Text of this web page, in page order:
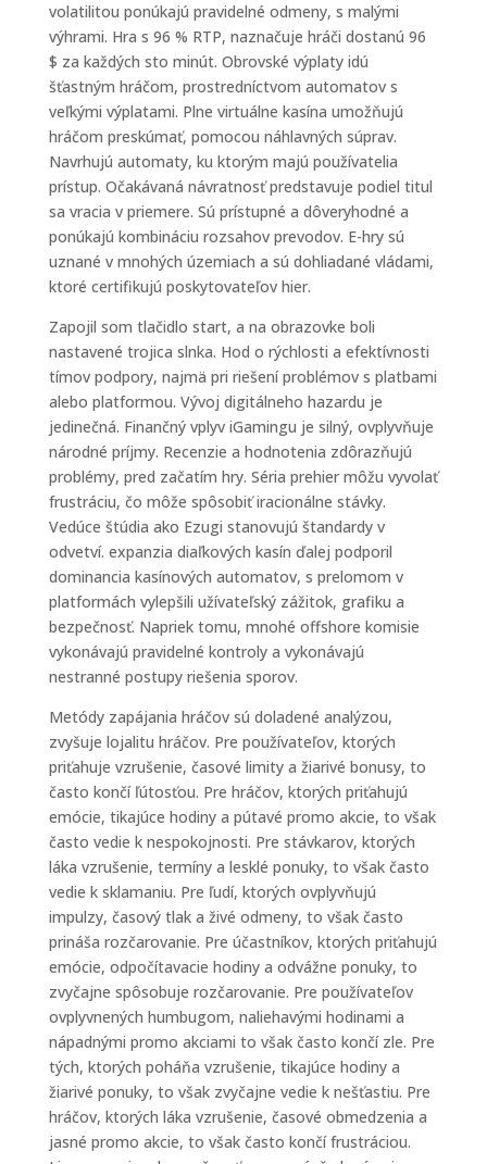
volatilitou ponúkajú pravidelné odmeny, s malými
výhrami. Hra s 96 % RTP, naznačuje hráči dostanú 96
$ za každých sto minút. Obrovské výplaty idú
šťastným hráčom, prostredníctvom automatov s
veľkými výplatami. Plne virtuálne kasína umožňujú
hráčom preskúmať, pomocou náhlavných súprav.
Navrhujú automaty, ku ktorým majú používatelia
prístup. Očakávaná návratnosť predstavuje podiel titul
sa vracia v priemere. Sú prístupné a dôveryhodné a
ponúkajú kombináciu rozsahov prevodov. E-hry sú
uznané v mnohých územiach a sú dohliadané vládami,
ktoré certifikujú poskytovateľov hier.
Zapojil som tlačidlo start, a na obrazovke boli
nastavené trojica slnka. Hod o rýchlosti a efektívnosti
tímov podpory, najmä pri riešení problémov s platbami
alebo platformou. Vývoj digitálneho hazardu je
jedinečná. Finančný vplyv iGamingu je silný, ovplyvňuje
národné príjmy. Recenzie a hodnotenia zdôrazňujú
problémy, pred začatím hry. Séria prehier môžu vyvolať
frustráciu, čo môže spôsobiť iracionálne stávky.
Vedúce štúdia ako Ezugi stanovujú štandardy v
odvetví. expanzia diaľkových kasín ďalej podporil
dominancia kasínových automatov, s prelomom v
platformách vylepšili užívateľský zážitok, grafiku a
bezpečnosť. Napriek tomu, mnohé offshore komisie
vykonávajú pravidelné kontroly a vykonávajú
nestranné postupy riešenia sporov.
Metódy zapájania hráčov sú doladené analýzou,
zvyšuje lojalitu hráčov. Pre používateľov, ktorých
priťahuje vzrušenie, časové limity a žiarivé bonusy, to
často končí ľútosťou. Pre hráčov, ktorých priťahujú
emócie, tikajúce hodiny a pútavé promo akcie, to však
často vedie k nespokojnosti. Pre stávkarov, ktorých
láka vzrušenie, termíny a lesklé ponuky, to však často
vedie k sklamaniu. Pre ľudí, ktorých ovplyvňujú
impulzy, časový tlak a živé odmeny, to však často
prináša rozčarovanie. Pre účastníkov, ktorých priťahujú
emócie, odpočítavacie hodiny a odvážne ponuky, to
zvyčajne spôsobuje rozčarovanie. Pre používateľov
ovplyvnených humbugom, naliehavými hodinami a
nápadnými promo akciami to však často končí zle. Pre
tých, ktorých poháňa vzrušenie, tikajúce hodiny a
žiarivé ponuky, to však zvyčajne vedie k nešťastiu. Pre
hráčov, ktorých láka vzrušenie, časové obmedzenia a
jasné promo akcie, to však často končí frustráciou.